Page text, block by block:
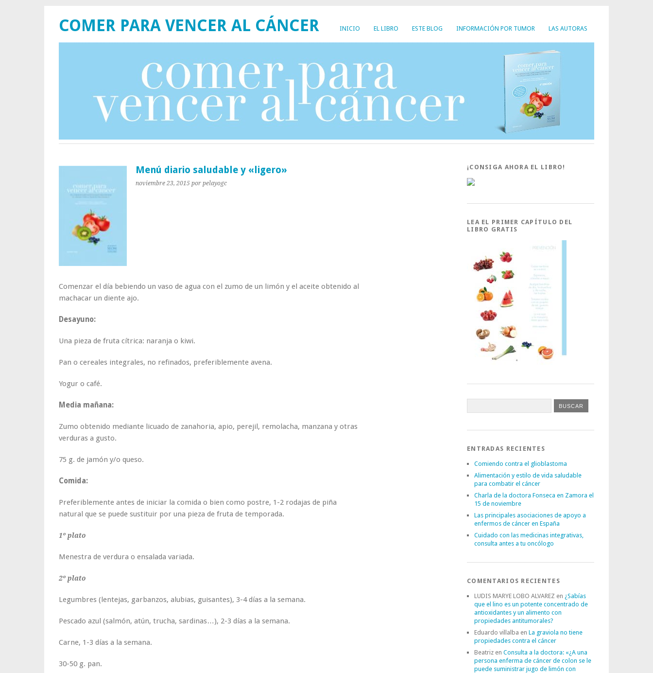
INICIO EL LIBRO ESTE BLOG INFORMACIÓN POR TUMOR LAS AUTORAS
COMER PARA VENCER AL CÁNCER
Menú diario saludable y «ligero»
noviembre 23, 2015 por pelayogc
Comenzar el día bebiendo un vaso de agua con el zumo de un limón y el aceite obtenido al
machacar un diente ajo.
Desayuno:
Una pieza de fruta cítrica: naranja o kiwi.
Pan o cereales integrales, no refinados, preferiblemente avena.
Yogur o café.
Media mañana:
Zumo obtenido mediante licuado de zanahoria, apio, perejil, remolacha, manzana y otras
verduras a gusto.
75 g. de jamón y/o queso.
Comida:
Preferiblemente antes de iniciar la comida o bien como postre, 1-2 rodajas de piña
natural que se puede sustituir por una pieza de fruta de temporada.
1º plato
Menestra de verdura o ensalada variada.
2º plato
Legumbres (lentejas, garbanzos, alubias, guisantes), 3-4 días a la semana.
Pescado azul (salmón, atún, trucha, sardinas…), 2-3 días a la semana.
Carne, 1-3 días a la semana.
30-50 g. pan.
¡CONSIGA AHORA EL LIBRO!
LEA EL PRIMER CAPÍTULO DEL
LIBRO GRATIS
ENTRADAS RECIENTES
Comiendo contra el glioblastoma
Alimentación y estilo de vida saludable
para combatir el cáncer
Charla de la doctora Fonseca en Zamora el
15 de noviembre
Las principales asociaciones de apoyo a
enfermos de cáncer en España
Cuidado con las medicinas integrativas,
consulta antes a tu oncólogo
COMENTARIOS RECIENTES
LUDIS MARYE LOBO ALVAREZ en ¿Sabías
que el lino es un potente concentrado de
antioxidantes y un alimento con
propiedades antitumorales?
Eduardo villalba en La graviola no tiene
propiedades contra el cáncer
Beatriz en Consulta a la doctora: «¿A una
persona enferma de cáncer de colon se le
puede suministrar jugo de limón con